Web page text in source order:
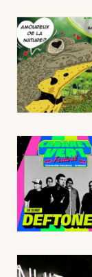
Artistes en
Actus à
Magazine à
08 -
Choisir